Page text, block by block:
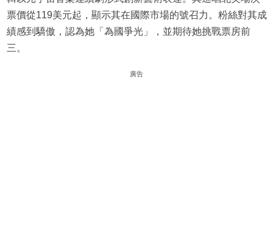
票價從119美元起，顯示其在國際市場的號召力。粉絲對其成
績感到驕傲，認為她「為國爭光」，並期待她挑戰票房前
三。
廣告